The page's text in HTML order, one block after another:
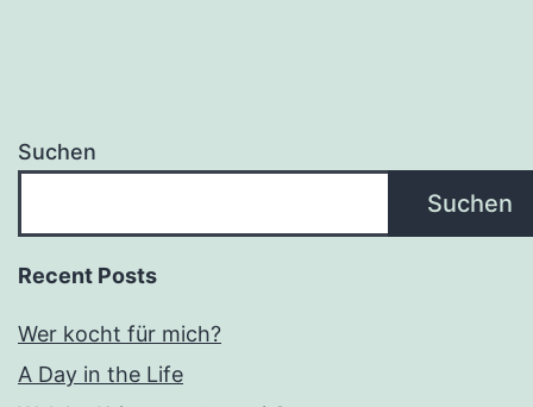
Suchen
Suchen
Recent Posts
Wer kocht für mich?
A Day in the Life